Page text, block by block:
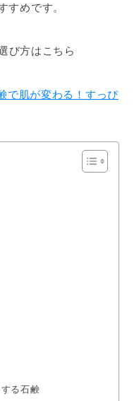
すめです。
び方はこちら
で肌が変わる！すっぴ
る石鹸